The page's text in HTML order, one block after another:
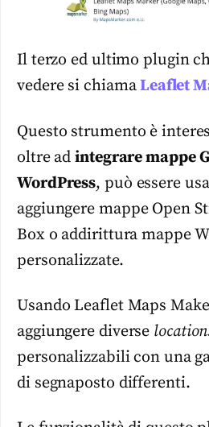
Il terzo ed ultimo plugin
vedere si chiamaLeaflet
Questo strumento è
oltre adintegrare mappe
WordPress, può essere
aggiungere mappe Open
Box o addirittura mappe
personalizzate.
Usando Leaflet Maps
aggiungere diverse
personalizzabili con una
di segnaposto differenti.